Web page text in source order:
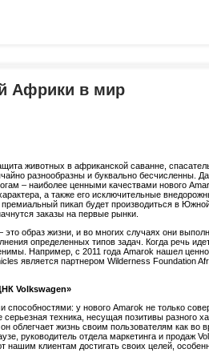
Африки в мир
животных в африканской саванне,
разнообразны и буквально бесчисленны.
– наиболее ценными качествами нового
а также его исключительные
пикап будет производиться в
заказы на первые рынки.
образ жизни, и во многих случаях они
определенных типов задач. Когда речь
Например, с 2011 года Amarok нашел
является партнером Wilderness Foundation
Volkswagen»
у нового Amarok не только
техника, несущая позитивы разного
облегчает жизнь своим пользователям как во
руководитель отдела маркетинга и продаж
клиентам достигать своих целей,